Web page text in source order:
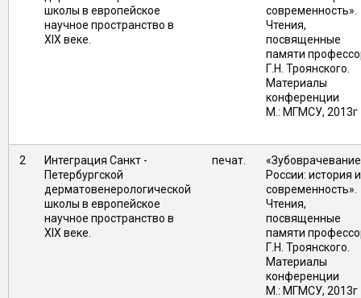
школы в европейское
научное пространство в
XIX веке.
современность».
Чтения,
посвященные
памяти
Г.Н. Троянского.
Материалы
М.: МГМСУ, 2013г
2
Интеграция Санкт -
Петербургской
дерматовенерологической
школы в европейское
научное пространство в
XIX веке.
печат.
России: история и
современность».
Чтения,
посвященные
памяти
Г.Н. Троянского.
Материалы
М.: МГМСУ, 2013г